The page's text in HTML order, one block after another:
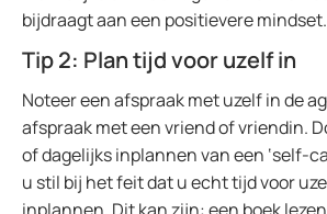
bijdraagt aan een positievere mindset.
Tip 2: Plan tijd voor uzelf in
Noteer een afspraak met uzelf in de
afspraak met een vriend of vriendin.
of dagelijks inplannen van een ‘self-
u stil bij het feit dat u echt tijd voor